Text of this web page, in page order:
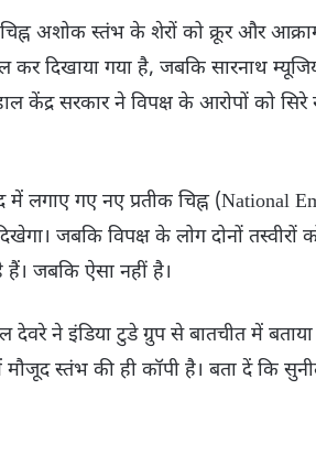
अशोक स्तंभ के शेरों को क्रूर और
कर दिखाया गया है, जबकि सारनाथ
केंद्र सरकार ने विपक्ष के आरोपों को
लगाए गए नए प्रतीक चिह्न (National
जबकि विपक्ष के लोग दोनों
हैं। जबकि ऐसा नहीं है।
देवरे ने इंडिया टुडे ग्रुप से बातचीत में
स्तंभ की ही कॉपी है। बता दें कि